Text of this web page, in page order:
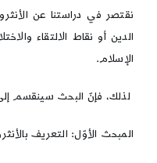
نقتصر في دراستنا عن
الدين أو نقاط الالتقاء
الإسلام.
لذلك، فإنّ البحث سينقسم
المبحث الأوّل: التعريف